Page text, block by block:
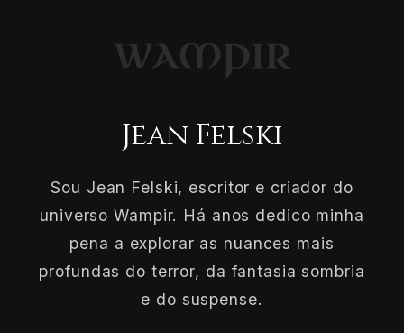
Jean Felski
Sou Jean Felski, escritor e criador do
universo Wampir. Há anos dedico minha
pena a explorar as nuances mais
profundas do terror, da fantasia sombria
e do suspense.